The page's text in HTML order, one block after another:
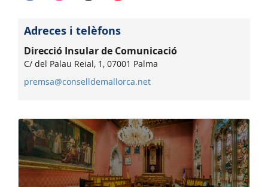
Adreces i telèfons
Direcció Insular de Comunicació
C/ del Palau Reial, 1, 07001 Palma
premsa@conselldemallorca.net